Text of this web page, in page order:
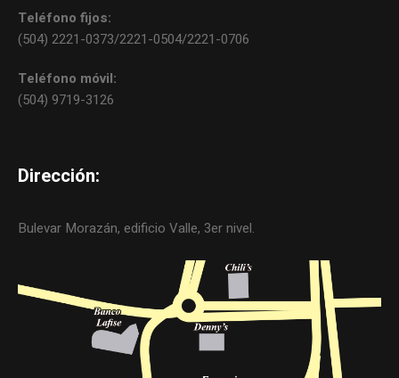
Teléfono fijos:
(504) 2221-0373/2221-0504/2221-0706
Teléfono móvil:
(504) 9719-3126
Dirección:
Bulevar Morazán, edificio Valle, 3er nivel.